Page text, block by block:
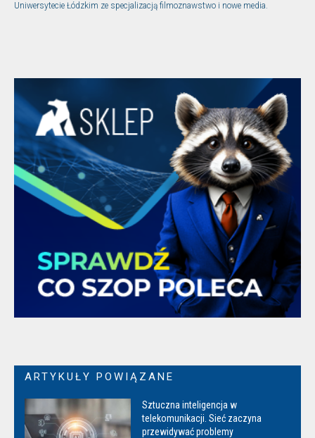
Uniwersytecie Łódzkim ze specjalizacją filmoznawstwo i nowe media.
ARTYKUŁY POWIĄZANE
Sztuczna inteligencja w
telekomunikacji. Sieć zaczyna
przewidywać problemy